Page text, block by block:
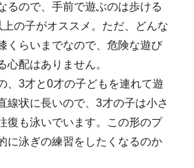
るので、手前で遊ぶのは歩ける
の子がオススメ。ただ、どんな
くらいまでなので、危険な遊び
心配はありません。
、3才と0才の子どもを連れて遊
線状に長いので、3才の子は小さ
復も泳いでいます。この形のプ
に泳ぎの練習をしたくなるのか